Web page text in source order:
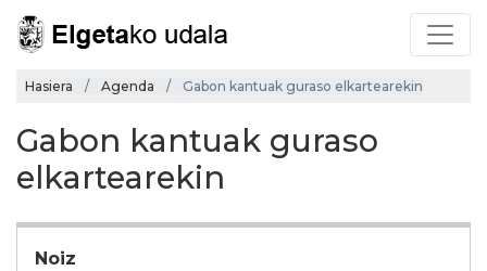
Hasiera Agenda Gabon kantuak guraso elkartearekin
Gabon kantuak guraso
elkartearekin
Noiz